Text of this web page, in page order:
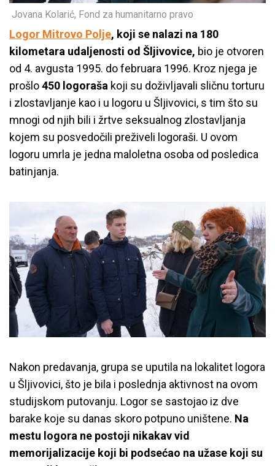
Jovana Kolarić, Fond za humanitarno pravo
Logor Mitrovo Polje, koji se nalazi na 180
kilometara udaljenosti od Šljivovice, bio je otvoren
od 4. avgusta 1995. do februara 1996. Kroz njega je
prošlo450 logoraša koji su doživljavali sličnu torturu
i zlostavljanje kao i u logoru u Šljivovici, s tim što su
mnogi od njih bili i žrtve seksualnog zlostavljanja
kojem su posvedočili preživeli logoraši. U ovom
logoru umrla je jedna maloletna osoba od posledica
batinjanja.
Nakon predavanja, grupa se uputila na lokalitet logora
u Šljivovici, što je bila i poslednja aktivnost na ovom
studijskom putovanju. Logor se sastojao iz dve
barake koje su danas skoro potpuno uništene. Na
mestu logora ne postoji nikakav vid
memorijalizacije koji bi podsećao na užase koji su